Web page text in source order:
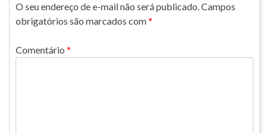
O seu endereço de e-mail não será publicado.Campos
obrigatórios são marcados com*
Comentário *